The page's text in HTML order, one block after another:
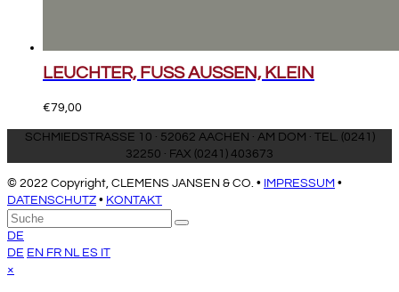
LEUCHTER, FUSS AUSSEN, KLEIN
€79,00
SCHMIEDSTRASSE 10 · 52062 AACHEN · AM DOM · TEL. (0241)
32250 · FAX (0241) 403673
© 2022 Copyright, CLEMENS JANSEN & CO. • IMPRESSUM •
DATENSCHUTZ • KONTAKT
An
den
Anfang
scrollen
Suche
Senden
DE
DE EN FR NL ES IT
×